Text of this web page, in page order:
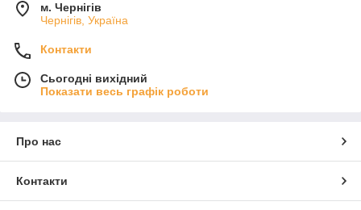
м. Чернігів
Чернігів, Україна
Контакти
Сьогодні вихідний
Показати весь графік роботи
Про нас
Контакти